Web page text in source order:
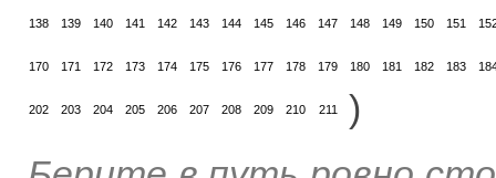
138 139 140 141 142 143 144 145 146 147 148 149 150 151
170 171 172 173 174 175 176 177 178 179 180 181 182 183
202 203 204 205 206 207 208 209 210 211
)